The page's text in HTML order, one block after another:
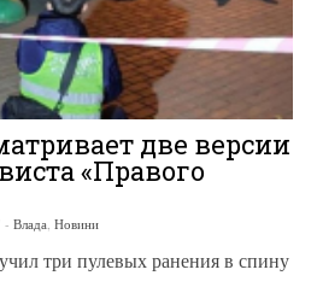
две версии
«Правого
- Влада Новини
три пулевых ранения в спину